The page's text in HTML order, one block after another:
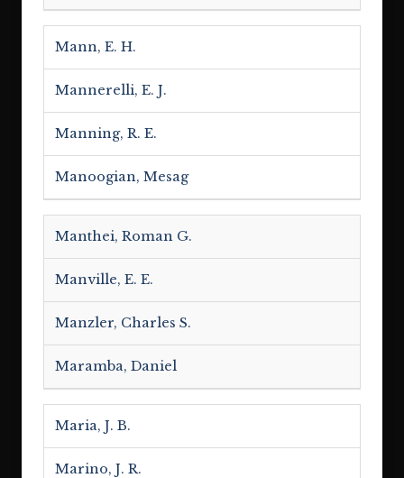
Mann, E. H.
Mannerelli, E. J.
Manning, R. E.
Manoogian, Mesag
Manthei, Roman G.
Manville, E. E.
Manzler, Charles S.
Maramba, Daniel
Maria, J. B.
Marino, J. R.